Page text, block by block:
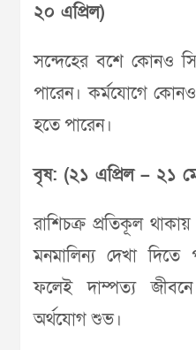
২০ এপ্রিল)
সন্দেহের বশে কোনও
পারেন। কর্মযোগে
হতে পারেন।
বৃষ: (২১ এপ্রিল – ২১
রাশিচক্র প্রতিকূল
মনমালিন্য দেখা
ফলেই দাম্পত্য
অর্থযোগ শুভ।